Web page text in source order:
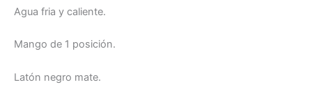
Agua fria y caliente.
Mango de 1 posición.
Latón negro mate.